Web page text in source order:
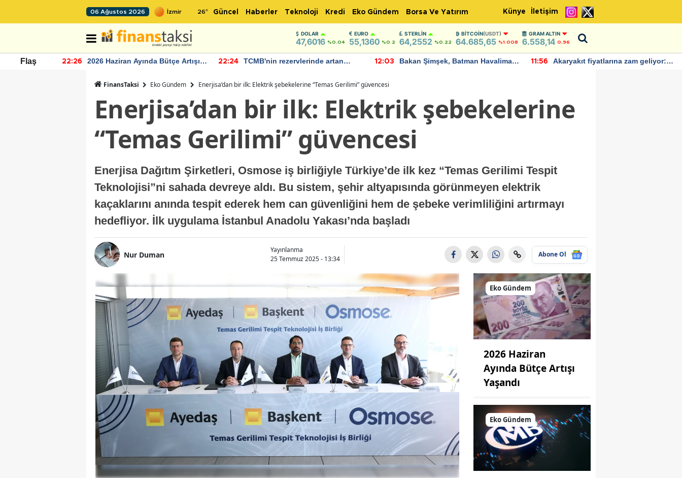
06 Ağustos 2026 26° Güncel Haberler Teknoloji Kredi Eko Gündem Borsa Ve Yatırım Künye İletişim
DOLAR
47,6016 %0.04
EURO
55,1360 %0.2
STERLIN
64,2552 %0.22
BITCOIN(USDT)
64.685,65 %1.008
GRAM ALTIN
6.558,14 0,96
Flaş 22:26
2026 Haziran Ayında Bütçe Artışı
22:24
TCMB'nin rezervlerinde artan
12:03
Bakan Şimşek, Batman Havalimanı
11:56
Akaryakıt fiyatlarına zam geliyor:
FinansTaksi Eko Gündem Enerjisa’dan bir ilk: Elektrik şebekelerine “Temas Gerilimi” güvencesi
Enerjisa’dan bir ilk: Elektrik şebekelerine
“Temas Gerilimi” güvencesi
Enerjisa Dağıtım Şirketleri, Osmose iş birliğiyle Türkiye’de ilk kez “Temas Gerilimi Tespit
Teknolojisi”ni sahada devreye aldı. Bu sistem, şehir altyapısında görünmeyen elektrik
kaçaklarını anında tespit ederek hem can güvenliğini hem de şebeke verimliliğini artırmayı
hedefliyor. İlk uygulama İstanbul Anadolu Yakası’nda başladı
Nur Duman
Yayınlanma
25 Temmuz 2025 - 13:34
Abone Ol
Eko Gündem
2026 Haziran
Ayında Bütçe Artışı
Yaşandı
Eko Gündem